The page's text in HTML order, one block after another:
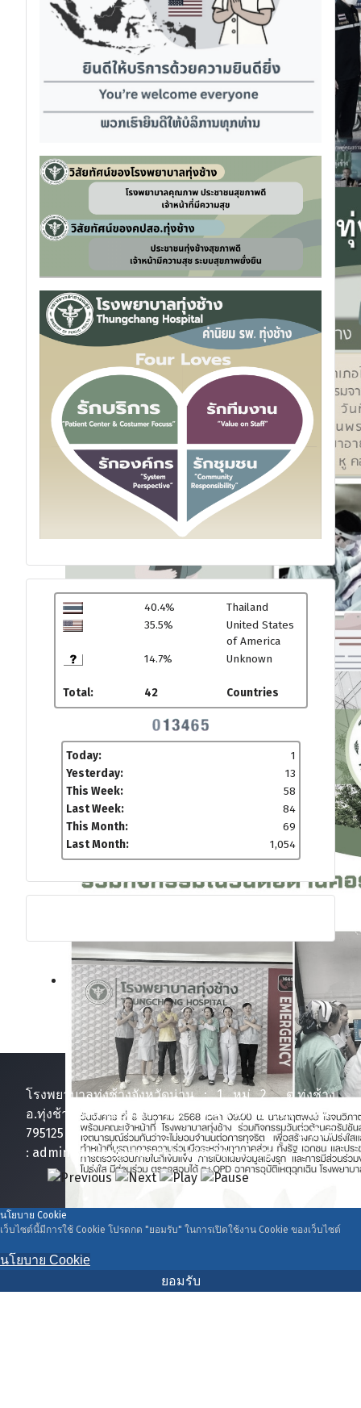
40.4%
Thailand
35.5%
United States
of America
14.7%
Unknown
Total: 42 Countries
Today:
1
Yesterday:
13
This Week:
58
Last Week:
84
This Month:
69
Last Month:
1,054
โรงพยาบาลทุ่งช้างจังหวัดน่าน : 1 หมู่ 2 ต.ทุ่งช้าง
อ.ทุ่งช้าง จ.น่าน 55130 โทร : 054-795100 Fax : 054-
795125 E-Mail
: administrator@thungchanghospital.org
นโยบาย Cookie
เว็บไซต์นี้มีการใช้ Cookie โปรดกด "ยอมรับ" ในการเปิดใช้งาน Cookie ของเว็บไซต์
นโยบาย Cookie
ยอมรับ